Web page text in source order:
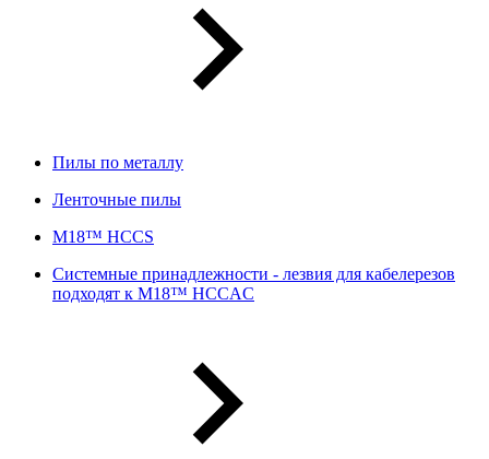
Пилы по металлу
Ленточные пилы
M18™ HCCS
Системные принадлежности - лезвия для кабелерезов
подходят к M18™ HCCAC